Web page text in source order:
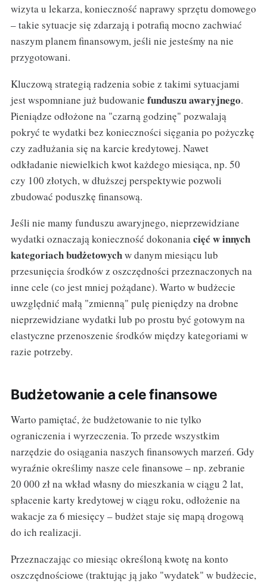
wizyta u lekarza, konieczność naprawy sprzętu domowego
– takie sytuacje się zdarzają i potrafią mocno zachwiać
naszym planem finansowym, jeśli nie jesteśmy na nie
przygotowani.
Kluczową strategią radzenia sobie z takimi sytuacjami
jest wspomniane już budowanie funduszu awaryjnego.
Pieniądze odłożone na "czarną godzinę" pozwalają
pokryć te wydatki bez konieczności sięgania po pożyczkę
czy zadłużania się na karcie kredytowej. Nawet
odkładanie niewielkich kwot każdego miesiąca, np. 50
czy 100 złotych, w dłuższej perspektywie pozwoli
zbudować poduszkę finansową.
Jeśli nie mamy funduszu awaryjnego, nieprzewidziane
wydatki oznaczają konieczność dokonaniacięć w innych
kategoriach budżetowychw danym miesiącu lub
przesunięcia środków z oszczędności przeznaczonych na
inne cele (co jest mniej pożądane). Warto w budżecie
uwzględnić małą "zmienną" pulę pieniędzy na drobne
nieprzewidziane wydatki lub po prostu być gotowym na
elastyczne przenoszenie środków między kategoriami w
razie potrzeby.
Budżetowanie a cele finansowe
Warto pamiętać, że budżetowanie to nie tylko
ograniczenia i wyrzeczenia. To przede wszystkim
narzędzie do osiągania naszych finansowych marzeń. Gdy
wyraźnie określimy nasze cele finansowe – np. zebranie
20 000 zł na wkład własny do mieszkania w ciągu 2 lat,
spłacenie karty kredytowej w ciągu roku, odłożenie na
wakacje za 6 miesięcy – budżet staje się mapą drogową
do ich realizacji.
Przeznaczając co miesiąc określoną kwotę na konto
oszczędnościowe (traktując ją jako "wydatek" w budżecie,